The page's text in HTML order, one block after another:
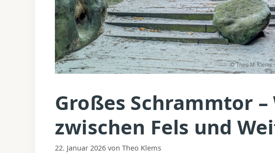
Großes Schrammtor
zwischen Fels und
22. Januar 2026 von Theo Klems